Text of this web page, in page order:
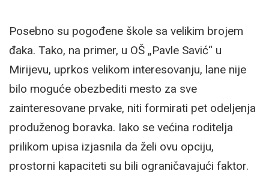
Posebno su pogođene škole sa velikim brojem
đaka. Tako, na primer, u OŠ „Pavle Savić“ u
Mirijevu, uprkos velikom interesovanju, lane nije
bilo moguće obezbediti mesto za sve
zainteresovane prvake, niti formirati pet odeljenja
produženog boravka. Iako se većina roditelja
prilikom upisa izjasnila da želi ovu opciju,
prostorni kapaciteti su bili ograničavajući faktor.